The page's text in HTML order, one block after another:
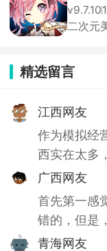
v9.7.10
二次元
精选留言
江西网友
作为模拟经
西实在太多
广西网友
首先第一感
错的，但是
青海网友